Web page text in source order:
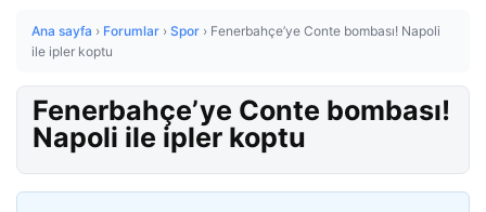
Ana sayfa › Forumlar › Spor › Fenerbahçe’ye Conte bombası! Napoli
ile ipler koptu
Fenerbahçe’ye Conte bombası!
Napoli ile ipler koptu